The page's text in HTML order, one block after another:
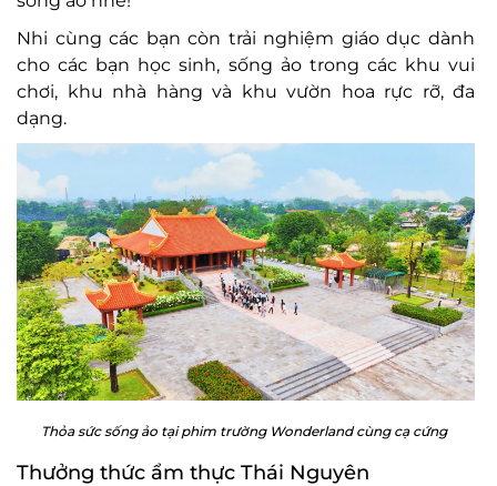
Nhi cùng các bạn còn trải nghiệm giáo dục dành
cho các bạn học sinh, sống ảo trong các khu vui
chơi, khu nhà hàng và khu vườn hoa rực rỡ, đa
dạng.
Thỏa sức sống ảo tại phim trường Wonderland cùng cạ cứng
Thưởng thức ẩm thực Thái Nguyên